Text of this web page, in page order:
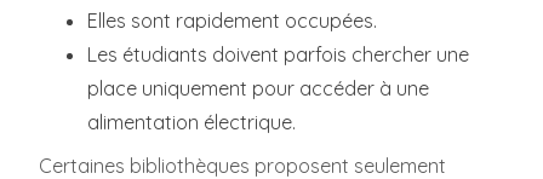
Elles sont rapidement occupées.
Les étudiants doivent parfois chercher une
place uniquement pour accéder à une
alimentation électrique.
Certaines bibliothèques proposent seulement